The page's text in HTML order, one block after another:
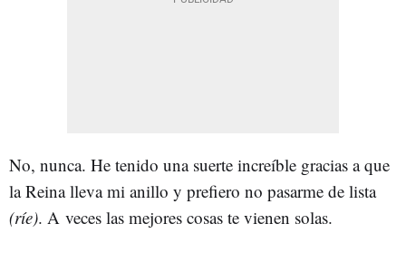
No, nunca. He tenido una suerte increíble gracias a que
la Reina lleva mi anillo y prefiero no pasarme de lista
(ríe). A veces las mejores cosas te vienen solas.